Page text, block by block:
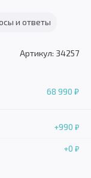
и ответы
Артикул: 34257
68 990 ₽
+990 ₽
+0 ₽